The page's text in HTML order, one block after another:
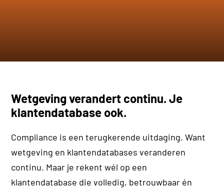
Wetgeving verandert continu. Je
klantendatabase ook.
Compliance is een terugkerende uitdaging. Want
wetgeving en klantendatabases veranderen
continu. Maar je rekent wél op een
klantendatabase die volledig, betrouwbaar én